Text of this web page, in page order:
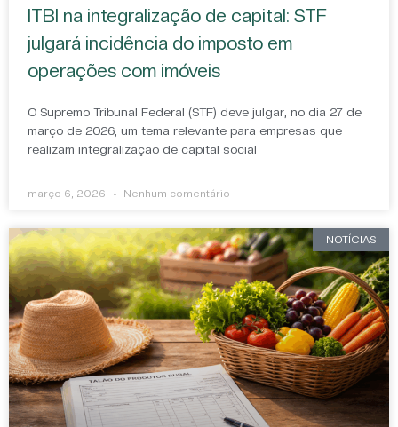
ITBI na integralização de capital: STF
julgará incidência do imposto em
operações com imóveis
O Supremo Tribunal Federal (STF) deve julgar, no dia 27 de
março de 2026, um tema relevante para empresas que
realizam integralização de capital social
março 6, 2026 Nenhum comentário
NOTÍCIAS